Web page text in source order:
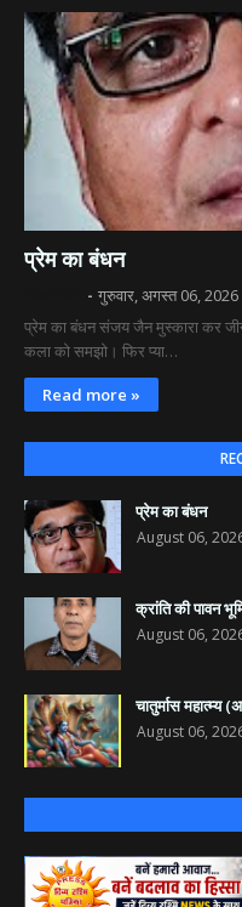
प्रेम का बंधन
गुरुवार, अगस्त 06, 2026
प्रेम का बंधन संजय जैन मुस्कारा कर
कला को समझो। फिर प्या…
Read more »
प्रेम का बंधन
August 06,
क्रांति की पावन
August 06,
चातुर्मास महात्म्य
August 06,